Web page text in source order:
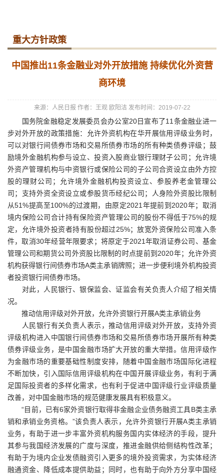
重大方针政策
中国推出11条金融业对外开放措施 持续优化外资营
商环境
来源：人民日报 作者：王观 欧阳洁 发布时间：2019-07-22
国务院金融稳定发展委员会办公室20日宣布了11条金融业进一
步对外开放的政策措施：允许外资机构在华开展信用评级业务时，
可以对银行间债券市场和交易所债券市场的所有种类债券评级；鼓
励境外金融机构参与设立、投资入股商业银行理财子公司；允许境
外资产管理机构与中资银行或保险公司的子公司合资设立由外方控
股的理财公司；允许境外金融机构投资设立、参股养老金管理公
司；支持外资全资设立或参股货币经纪公司；人身险外资股比限制
从51%提高至100%的过渡期，由原定2021年提前到2020年；取消
境内保险公司合计持有保险资产管理公司的股份不得低于75%的规
定，允许境外投资者持有股份超过25%；放宽外资保险公司准入条
件，取消30年经营年限要求；将原定于2021年取消证券公司、基金
管理公司和期货公司外资股比限制的时点提前到2020年；允许外资
机构获得银行间债券市场A类主承销牌照；进一步便利境外机构投资
者投资银行间债券市场。
对此，人民银行、银保监会、证监会有关负责人介绍了相关情
况。
推动信用评级对外开放，允许外资银行开展A类主承销业务
人民银行有关负责人表示，推动信用评级对外开放，支持外资
评级机构进入中国银行间债券市场和交易所债券市场开展所有种类
债券评级业务，是中国金融市场扩大开放的重大举措。信用评级作
为金融市场的重要基础性制度安排，随着中国金融市场国际化进程
不断加快，引入国际信用评级机构在中国开展评级业务，有利于满
足国际投资者的多样化需求，也有利于促进中国评级行业评级质量
改善，对中国金融市场的规范健康发展具有积极意义。
“目前，已有6家外资银行取得非金融企业债务融资工具B类主承
销和承销业务资格。”该负责人表示，允许外资银行开展A类主承销
业务，有助于进一步丰富外资机构服务国内实体经济的手段，提升
其参与我国经济发展的广度与深度，推进金融供给侧结构性改革；
有助于为境内企业发债融资引入更多的境外投资需求，为实体经济
融通资金、降低成本提供助益；同时，也有助于向外方分享中国经